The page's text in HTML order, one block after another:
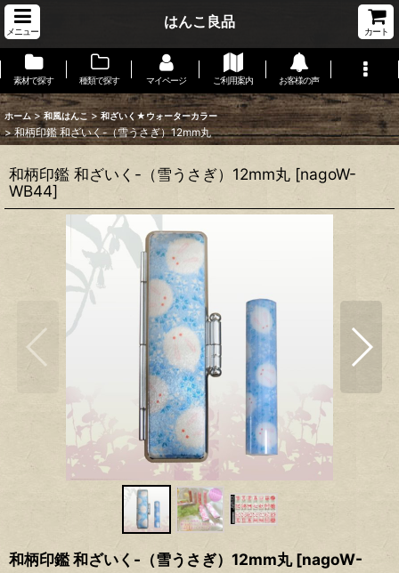
メニュー
はんこ良品
カート
素材で探す 種類で探す マイページ ご利用案内 お客様の声
ホーム > 和風はんこ > 和ざいく★ウォーターカラー
> 和柄印鑑 和ざいく-（雪うさぎ）12mm丸
和柄印鑑 和ざいく-（雪うさぎ）12mm丸 [nagoW-
WB44]
和柄印鑑 和ざいく-（雪うさぎ）12mm丸[nagoW-